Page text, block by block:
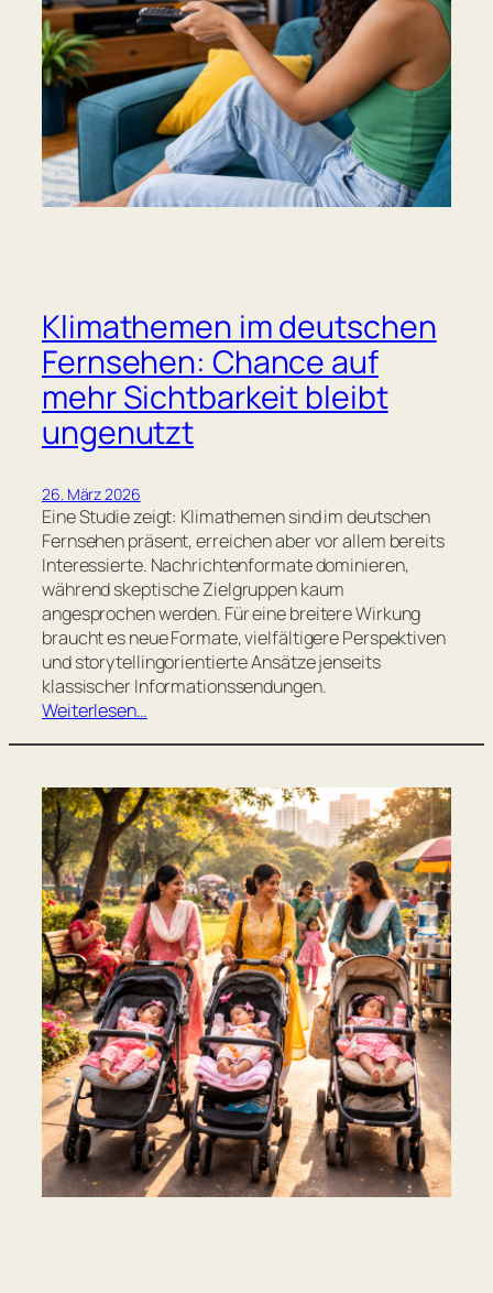
Klimathemen im deutschen
Fernsehen: Chance auf
mehr Sichtbarkeit bleibt
ungenutzt
26. März 2026
Eine Studie zeigt: Klimathemen sind im deutschen
Fernsehen präsent, erreichen aber vor allem bereits
Interessierte. Nachrichtenformate dominieren,
während skeptische Zielgruppen kaum
angesprochen werden. Für eine breitere Wirkung
braucht es neue Formate, vielfältigere Perspektiven
und storytellingorientierte Ansätze jenseits
klassischer Informationssendungen.
Weiterlesen…